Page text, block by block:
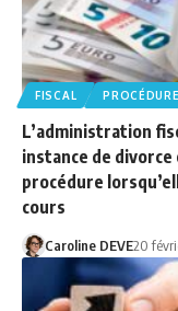
FISCAL
L’administration
instance de divorce
procédure
cours
Caroline DEVE20